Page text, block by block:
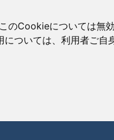
Cookieについては無効
ついては、利用者ご自
旭化成株式会社